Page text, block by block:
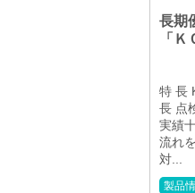
長期
「Ｋ
特 長
長 点
実績
流れ
対...
製品